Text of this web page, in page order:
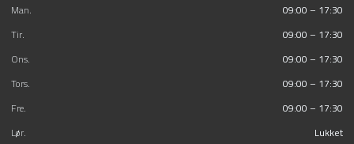
Man.
09:00 – 17:30
Tir.
09:00 – 17:30
Ons.
09:00 – 17:30
Tors.
09:00 – 17:30
Fre.
09:00 – 17:30
Lør.
Lukket